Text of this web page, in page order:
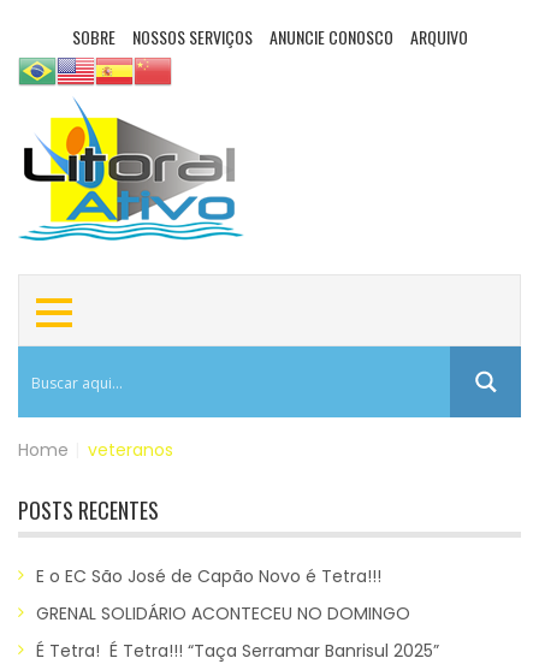
SOBRE NOSSOS SERVIÇOS ANUNCIE CONOSCO ARQUIVO
Home veteranos
POSTS RECENTES
E o EC São José de Capão Novo é Tetra!!!
GRENAL SOLIDÁRIO ACONTECEU NO DOMINGO
É Tetra! É Tetra!!! “Taça Serramar Banrisul 2025”